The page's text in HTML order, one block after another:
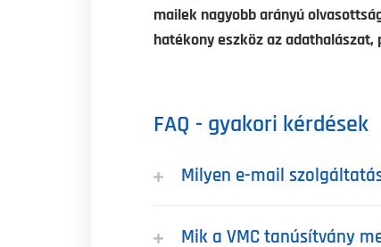
mailek nagyobb arányú
hatékony eszköz az adathalászat,
FAQ - gyakori kérdések
Milyen e-mail
Mik a VMC tanúsítvány